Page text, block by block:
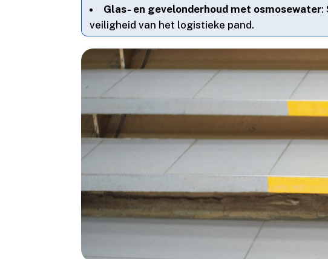
Glas- en gevelonderhoud met osmosewater:
veiligheid van het logistieke pand.​